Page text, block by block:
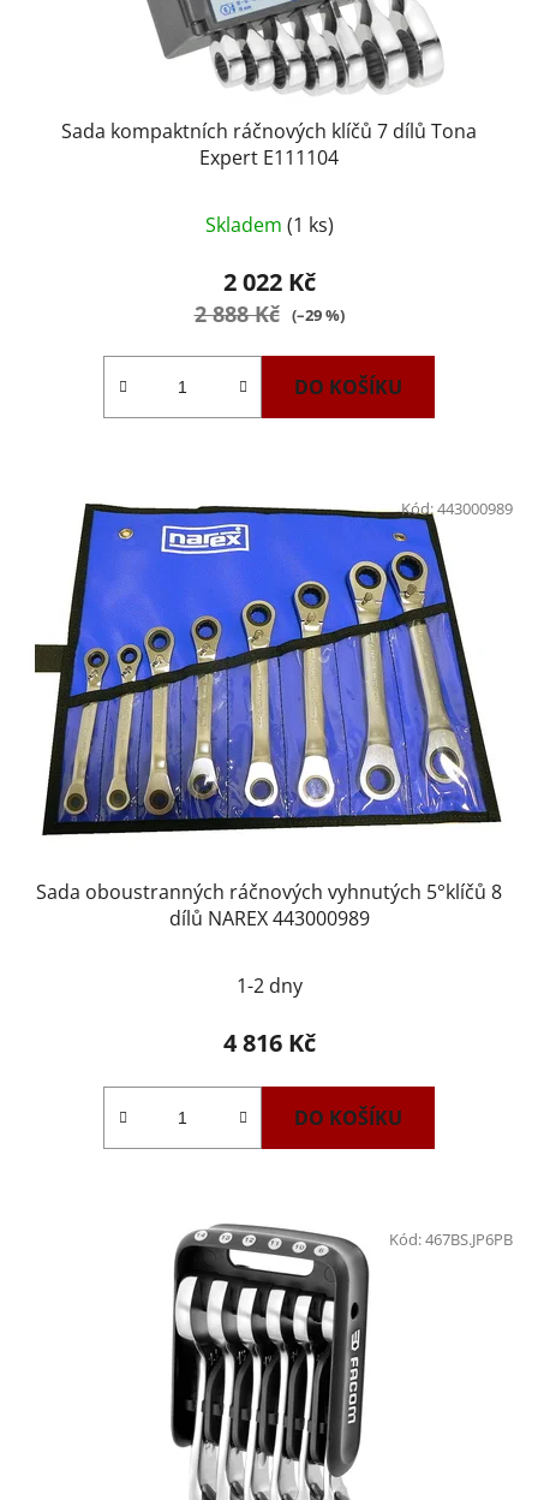
Sada kompaktních ráčnových klíčů 7 dílů Tona
Expert E111104
Skladem (1 ks)
2 022 Kč
2 888 Kč (–29 %)
DO KOŠÍKU
Sada oboustranných ráčnových vyhnutých 5°klíčů 8
dílů NAREX 443000989
1-2 dny
4 816 Kč
DO KOŠÍKU
Kód:443000989
Kód:467BS.JP6PB